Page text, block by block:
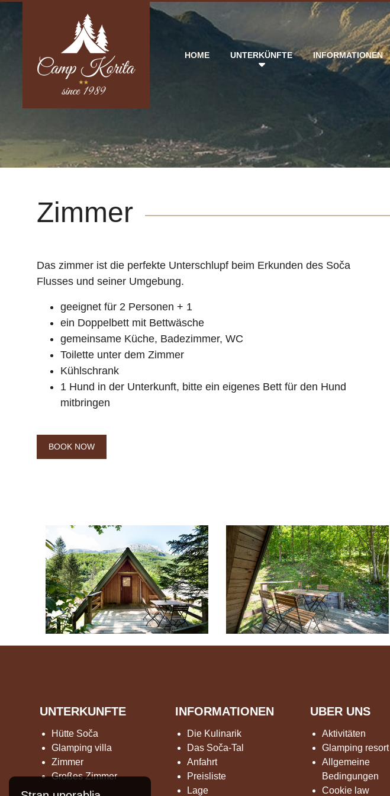
HOME UNTERKÜNFTE INFORMATIONEN
Zimmer
Das zimmer ist die perfekte Unterschlupf beim Erkunden des Soča
Flusses und seiner Umgebung.
geeignet für 2 Personen + 1
ein Doppelbett mit Bettwäsche
gemeinsame Küche, Badezimmer, WC
Toilette unter dem Zimmer
Kühlschrank
1 Hund in der Unterkunft, bitte ein eigenes Bett für den Hund
mitbringen
BOOK NOW
UNTERKUNFTE
Hütte Soča
Glamping villa
Zimmer
Großes Zimmer
INFORMATIONEN
Die Kulinarik
Das Soča-Tal
Anfahrt
Preisliste
Lage
UBER UNS
Aktivitäten
Glamping resort
Allgemeine
Bedingungen
Cookie law